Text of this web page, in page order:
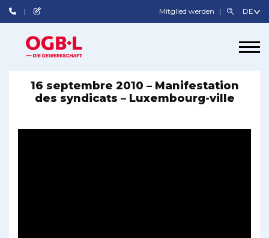
Mitglied werden
16 septembre 2010 – Manifestation
des syndicats – Luxembourg-ville